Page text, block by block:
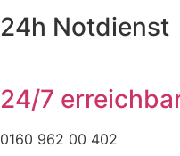
24h Notdienst
24/7
0160 962 00 402